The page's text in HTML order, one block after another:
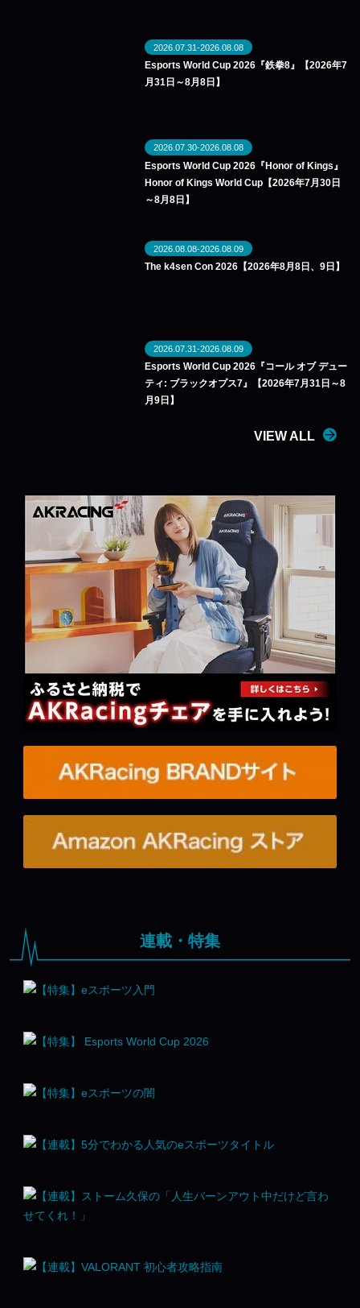
2026.07.31-2026.08.08
Esports World Cup 2026『鉄拳8』【2026年7
月31日～8月8日】
2026.07.30-2026.08.08
Esports World Cup 2026『Honor of Kings』
Honor of Kings World Cup【2026年7月30日
～8月8日】
2026.08.08-2026.08.09
The k4sen Con 2026【2026年8月8日、9日】
2026.07.31-2026.08.09
Esports World Cup 2026『コール オブ デュー
ティ: ブラックオプス7』【2026年7月31日～8
月9日】
VIEW ALL
連載・特集